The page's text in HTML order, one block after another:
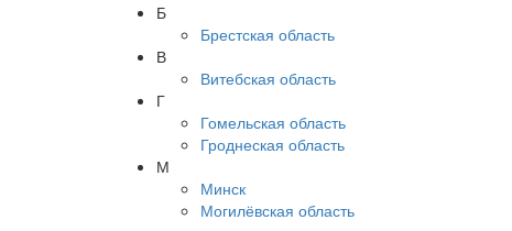
Б
Брестская область
В
Витебская область
Г
Гомельская область
Гроднеская область
М
Минск
Могилёвская область